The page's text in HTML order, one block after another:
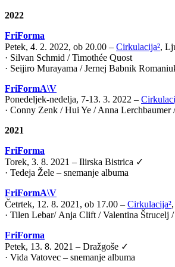
2022
FriForma
Petek, 4. 2. 2022, ob 20.00 – Cirkulacija²,
· Silvan Schmid / Timothée Quost
· Seijiro Murayama / Jernej Babnik
FriFormA\V
Ponedeljek-nedelja, 7-13. 3. 2022 –
· Conny Zenk / Hui Ye / Anna Lerchbaumer
2021
FriForma
Torek, 3. 8. 2021 – Ilirska Bistrica ✓
· Tedeja Žele – snemanje albuma
FriFormA\V
Četrtek, 12. 8. 2021, ob 17.00 – Cirkulacija²
· Tilen Lebar/ Anja Clift /Valentina Štrucelj /
FriForma
Petek, 13. 8. 2021 – Dražgoše ✓
· Vida Vatovec – snemanje albuma